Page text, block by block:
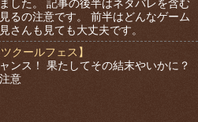
した。 記事の後半はネタバレを含む
るの注意です。 前半はどんなゲーム
さんも見ても大丈夫です。
クールフェス】
ンス！ 果たしてその結末やいかに？
意